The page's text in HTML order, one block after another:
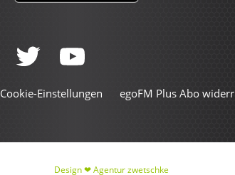
Cookie-Einstellungen egoFM Plus Abo
Design ❤Agentur zwetschke